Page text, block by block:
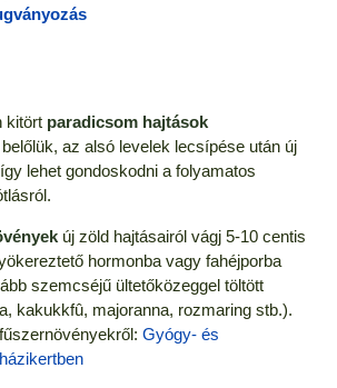
kitört paradicsom hajtások
az alsó levelek lecsípése után új
lehet gondoskodni a folyamatos
új zöld hajtásairól vágj 5-10 centis
hormonba vagy fahéjporba
szemcséjű ültetőközeggel töltött
kakukkfû, majoranna, rozmaring stb.).
Gyógy- és